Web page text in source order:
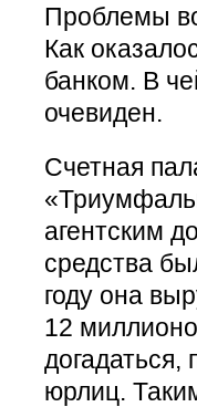
Проблемы
Как
банком. В
очевиден.
Счетная
агентским
средства
году она
12
юрлиц.